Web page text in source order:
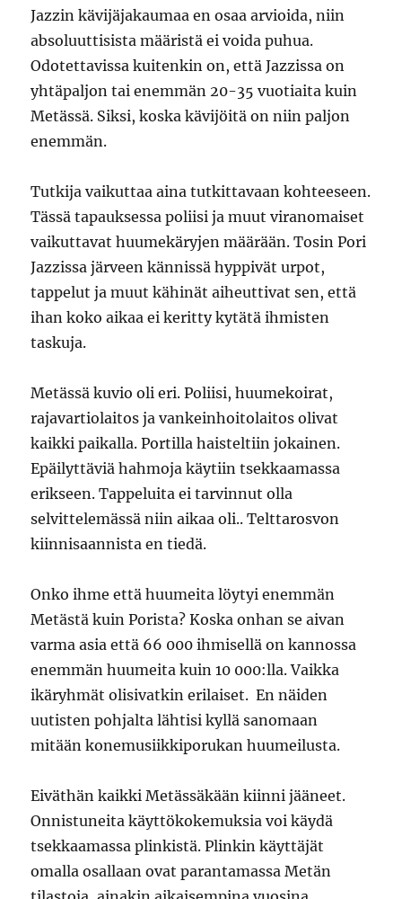
Jazzin kävijäjakaumaa en osaa arvioida, niin
absoluuttisista määristä ei voida puhua.
Odotettavissa kuitenkin on, että Jazzissa on
yhtäpaljon tai enemmän 20-35 vuotiaita kuin
Metässä. Siksi, koska kävijöitä on niin paljon
enemmän.
Tutkija vaikuttaa aina tutkittavaan kohteeseen.
Tässä tapauksessa poliisi ja muut viranomaiset
vaikuttavat huumekäryjen määrään. Tosin Pori
Jazzissa järveen kännissä hyppivät urpot,
tappelut ja muut kähinät aiheuttivat sen, että
ihan koko aikaa ei keritty kytätä ihmisten
taskuja.
Metässä kuvio oli eri. Poliisi, huumekoirat,
rajavartiolaitos ja vankeinhoitolaitos olivat
kaikki paikalla. Portilla haisteltiin jokainen.
Epäilyttäviä hahmoja käytiin tsekkaamassa
erikseen. Tappeluita ei tarvinnut olla
selvittelemässä niin aikaa oli.. Telttarosvon
kiinnisaannista en tiedä.
Onko ihme että huumeita löytyi enemmän
Metästä kuin Porista? Koska onhan se aivan
varma asia että 66 000 ihmisellä on kannossa
enemmän huumeita kuin 10 000:lla. Vaikka
ikäryhmät olisivatkin erilaiset. En näiden
uutisten pohjalta lähtisi kyllä sanomaan
mitään konemusiikkiporukan huumeilusta.
Eiväthän kaikki Metässäkään kiinni jääneet.
Onnistuneita käyttökokemuksia voi käydä
tsekkaamassa plinkistä. Plinkin käyttäjät
omalla osallaan ovat parantamassa Metän